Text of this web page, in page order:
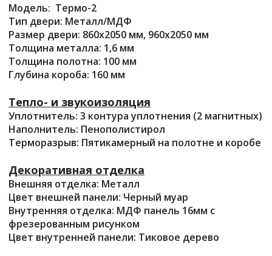
Модель: Термо-2
Тип двери: Металл/МДФ
Размер двери: 860х2050 мм, 960х2050 мм
Толщина металла: 1,6 мм
Толщина полотна: 100 мм
Глубина короба: 160 мм
Тепло- и звукоизоляция
Уплотнитель: 3 контура уплотнения (2 магнитных)
Наполнитель: Пенополистирол
Терморазрыв: Пятикамерный на полотне и коробе
Декоративная отделка
Внешняя отделка: Металл
Цвет внешней панели: Черный муар
Внутренняя отделка: МДФ панель 16мм с
фрезерованным рисунком
Цвет внутренней панели: Тиковое дерево